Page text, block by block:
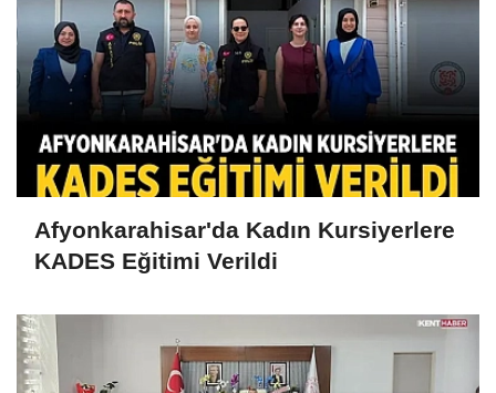
Afyonkarahisar'da Kadın Kursiyerlere
KADES Eğitimi Verildi